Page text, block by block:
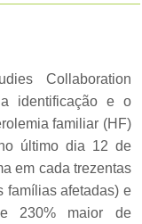
Collaboration
identificação e o
familiar (HF)
último dia 12 de
em cada trezentas
famílias afetadas) e
230% maior de